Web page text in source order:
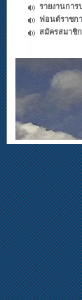
รายงานการ
ฟอนต์ราชก
สมัครสมาชิ